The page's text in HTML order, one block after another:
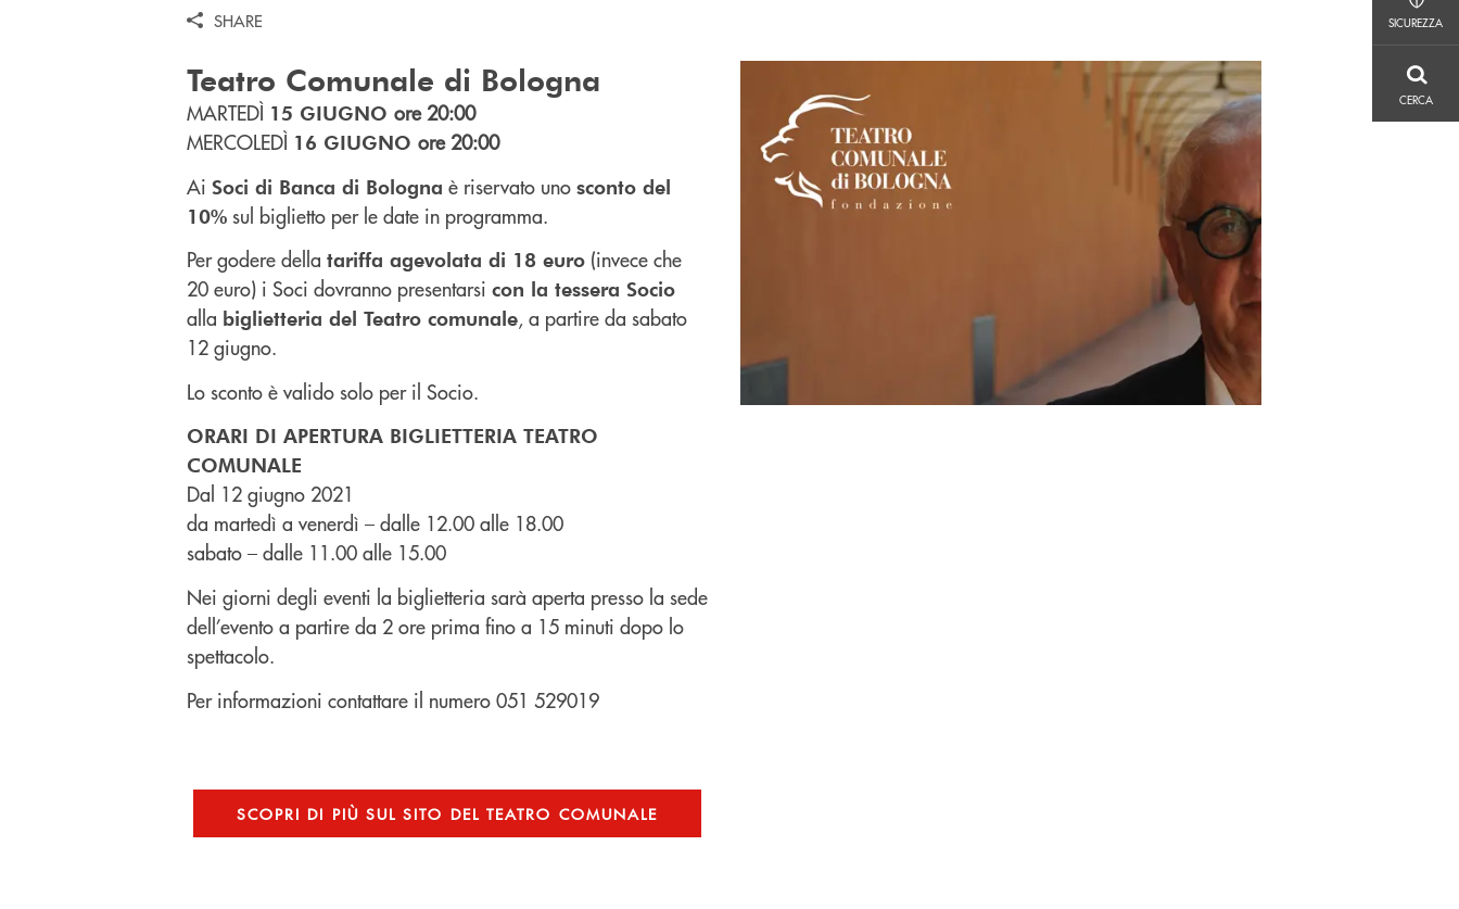
SICUREZZA
CERCA
SHARE
Teatro Comunale di Bologna
MARTEDÌ 15 GIUGNO ore 20:00
MERCOLEDÌ 16 GIUGNO ore 20:00
Ai Soci di Banca di Bologna è riservato uno sconto del
10% sul biglietto per le date in programma.
Per godere della tariffa agevolata di 18 euro (invece che
20 euro) i Soci dovranno presentarsi con la tessera Socio
alla biglietteria del Teatro comunale, a partire da sabato
12 giugno.
Lo sconto è valido solo per il Socio.
ORARI DI APERTURA BIGLIETTERIA TEATRO
COMUNALE
Dal 12 giugno 2021
da martedì a venerdì – dalle 12.00 alle 18.00
sabato – dalle 11.00 alle 15.00
Nei giorni degli eventi la biglietteria sarà aperta presso la sede
dell’evento a partire da 2 ore prima fino a 15 minuti dopo lo
spettacolo.
Per informazioni contattare il numero 051 529019
SCOPRI DI PIÙ SUL SITO DEL TEATRO COMUNALE